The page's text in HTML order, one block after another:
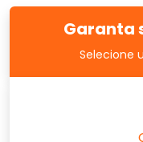
Garanta
Selecione